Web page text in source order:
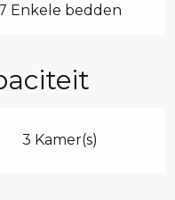
Enkele bedden
3 Kamer(s)